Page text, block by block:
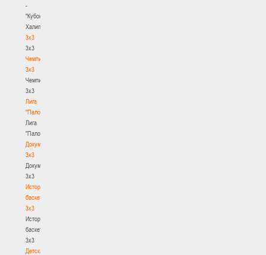
-
"Кубок
Халипского"
3x3
3x3
Чемпионат
3х3
Чемпионат
3х3
Лига
"Палова"
Лига
"Палова"
Документы
3х3
Документы
3х3
История
баскетбола
3х3
История
баскетбола
3х3
Детская